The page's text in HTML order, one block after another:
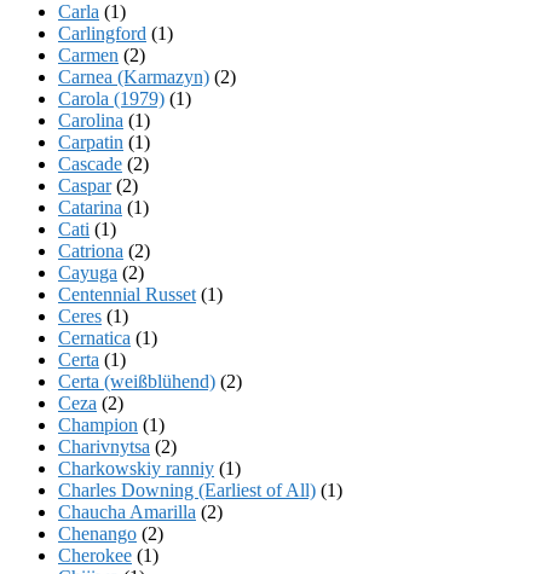
Carla (1)
Carlingford (1)
Carmen (2)
Carnea (Karmazyn) (2)
Carola (1979) (1)
Carolina (1)
Carpatin (1)
Cascade (2)
Caspar(2)
Catarina (1)
Cati (1)
Catriona (2)
Cayuga (2)
Centennial Russet (1)
Ceres (1)
Cernatica (1)
Certa (1)
Certa (weißblühend) (2)
Ceza (2)
Champion (1)
Charivnytsa (2)
Charkowskiy ranniy (1)
Charles Downing (Earliest of All) (1)
Chaucha Amarilla (2)
Chenango (2)
Cherokee (1)